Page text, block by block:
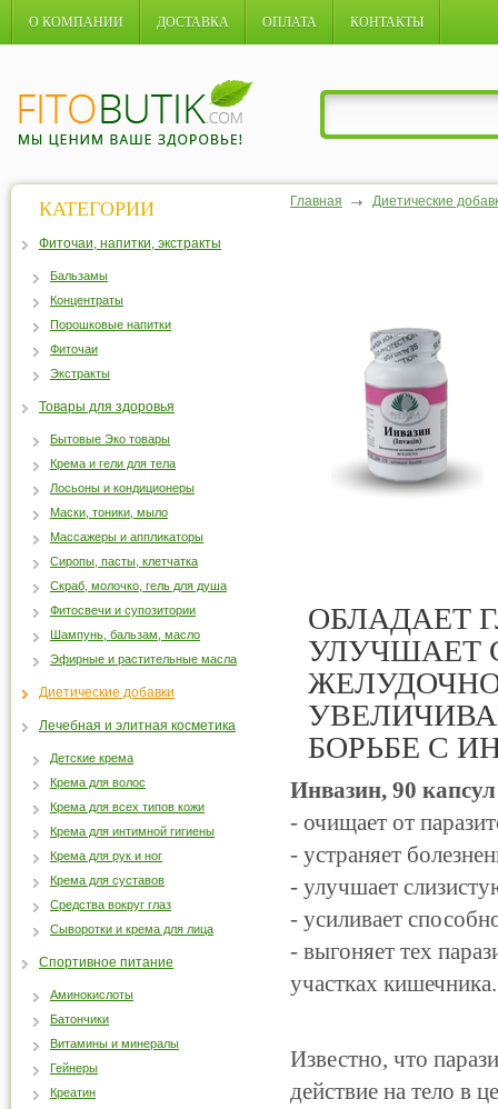
О КОМПАНИИ ДОСТАВКА ОПЛАТА КОНТАКТЫ
Главная Диетические
ОБЛАДАЕТ
УЛУЧШАЕТ
БОРЬБЕ С
Инвазин, 90
- очищает от
- устраняет
- улучшает
- усиливает
- выгоняет тех
участках кишечника.
Известно, что
действие на тело в
КАТЕГОРИИ
Фиточаи, напитки, экстракты
Бальзамы
Концентраты
Порошковые напитки
Фиточаи
Экстракты
Товары для здоровья
Бытовые Эко товары
Крема и гели для тела
Лосьоны и кондиционеры
Маски, тоники, мыло
Массажеры и аппликаторы
Сиропы, пасты, клетчатка
Скраб, молочко, гель для душа
Фитосвечи и супозитории
Шампунь, бальзам, масло
Эфирные и растительные масла
Диетические добавки
Лечебная и элитная косметика
Детские крема
Крема для волос
Крема для всех типов кожи
Крема для интимной гигиены
Крема для рук и ног
Крема для суставов
Средства вокруг глаз
Сыворотки и крема для лица
Спортивное питание
Аминокислоты
Батончики
Витамины и минералы
Гейнеры
Креатин